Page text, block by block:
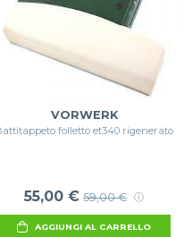
VORWERK
folletto et340 rigenerato
55,00 € 59,00 €
AGGIUNGI AL CARRELLO